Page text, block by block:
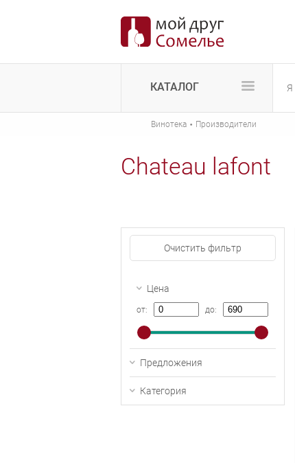
КАТАЛОГ
Винотека · Производители
Chateau lafont
Очистить фильтр
Цена
от: до:
Предложения
Категория